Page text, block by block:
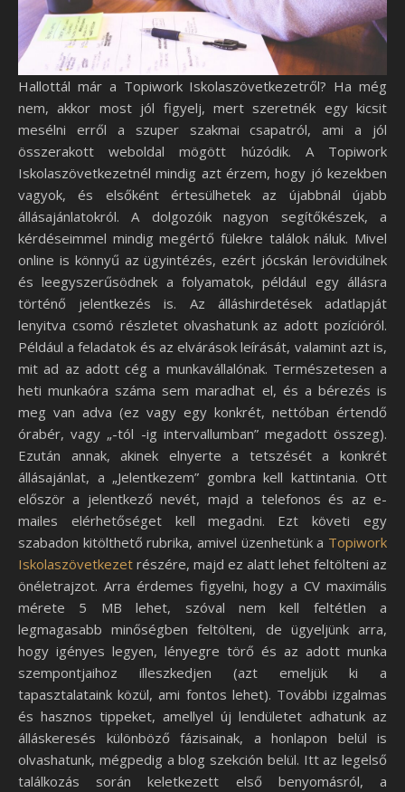
Hallottál már a Topiwork Iskolaszövetkezetről? Ha még
nem, akkor most jól figyelj, mert szeretnék egy kicsit
mesélni erről a szuper szakmai csapatról, ami a jól
összerakott weboldal mögött húzódik. A Topiwork
Iskolaszövetkezetnél mindig azt érzem, hogy jó kezekben
vagyok, és elsőként értesülhetek az újabbnál újabb
állásajánlatokról. A dolgozóik nagyon segítőkészek, a
kérdéseimmel mindig megértő fülekre találok náluk. Mivel
online is könnyű az ügyintézés, ezért jócskán lerövidülnek
és leegyszerűsödnek a folyamatok, például egy állásra
történő jelentkezés is. Az álláshirdetések adatlapját
lenyitva csomó részletet olvashatunk az adott pozícióról.
Például a feladatok és az elvárások leírását, valamint azt is,
mit ad az adott cég a munkavállalónak. Természetesen a
heti munkaóra száma sem maradhat el, és a bérezés is
meg van adva (ez vagy egy konkrét, nettóban értendő
órabér, vagy „-tól -ig intervallumban” megadott összeg).
Ezután annak, akinek elnyerte a tetszését a konkrét
állásajánlat, a „Jelentkezem” gombra kell kattintania. Ott
először a jelentkező nevét, majd a telefonos és az e-
mailes elérhetőséget kell megadni. Ezt követi egy
szabadon kitölthető rubrika, amivel üzenhetünk a Topiwork
Iskolaszövetkezet részére, majd ez alatt lehet feltölteni az
önéletrajzot. Arra érdemes figyelni, hogy a CV maximális
mérete 5 MB lehet, szóval nem kell feltétlen a
legmagasabb minőségben feltölteni, de ügyeljünk arra,
hogy igényes legyen, lényegre törő és az adott munka
szempontjaihoz illeszkedjen (azt emeljük ki a
tapasztalataink közül, ami fontos lehet). További izgalmas
és hasznos tippeket, amellyel új lendületet adhatunk az
álláskeresés különböző fázisainak, a honlapon belül is
olvashatunk, mégpedig a blog szekción belül. Itt az legelső
találkozás során keletkezett első benyomásról, a